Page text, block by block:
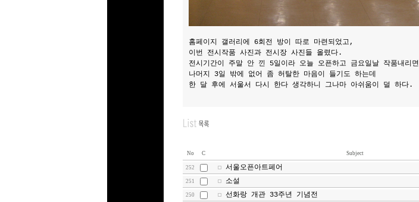
홈페이지 갤러리에 6회전 방이 따로 마련되었고,
이번 전시작품 사진과 전시장 사진들 올렸다.
전시기간이 주말 안 낀 5일이라 오늘 오픈하고 금요일날 작품내리면
나머지 3일 밖에 없어 좀 허탈한 마음이 들기도 하는데
한 달 후에 서울서 다시 한다 생각하니 그나마 아쉬움이 덜 하다.
No C Subject
252 서울오픈아트페어
251 소설
250 선화랑 개관 33주년 기념전